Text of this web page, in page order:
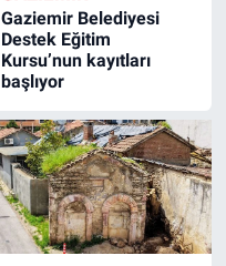
Gaziemir Belediyesi
Destek Eğitim
Kursu’nun kayıtları
başlıyor